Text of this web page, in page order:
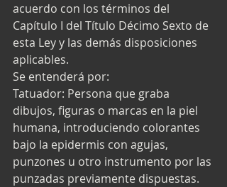
acuerdo con los términos del
Capítulo I del Título Décimo Sexto de
esta Ley y las demás disposiciones
aplicables.
Se entenderá por:
Tatuador: Persona que graba
dibujos, figuras o marcas en la piel
humana, introduciendo colorantes
bajo la epidermis con agujas,
punzones u otro instrumento por las
punzadas previamente dispuestas.